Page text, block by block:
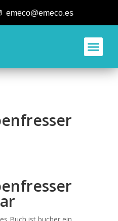
emeco@emeco.es